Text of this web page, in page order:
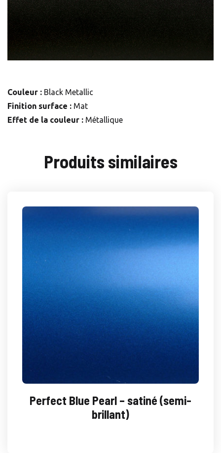
Couleur : Black Metallic
Finition surface : Mat
Effet de la couleur : Métallique
Produits similaires
Perfect Blue Pearl – satiné (semi-
brillant)